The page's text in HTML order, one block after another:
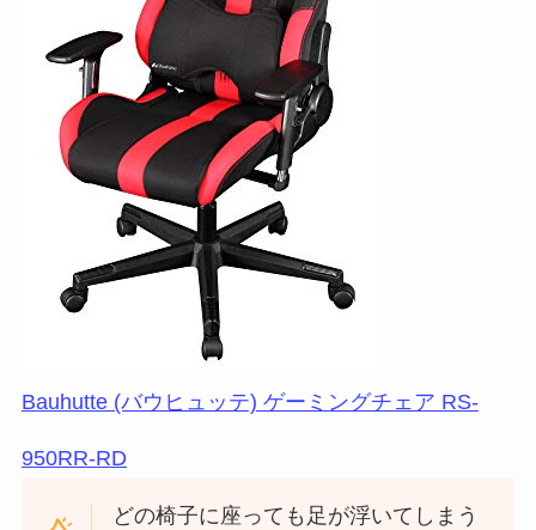
Bauhutte (バウヒュッテ) ゲーミングチェア RS-
950RR-RD
どの椅子に座っても足が浮いてしまう